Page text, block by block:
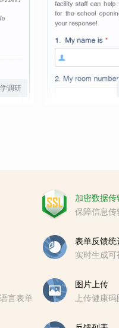
调研
加密数据传
保障信息传
表单反馈统
实时生成
言表单
图片上传
上传健康